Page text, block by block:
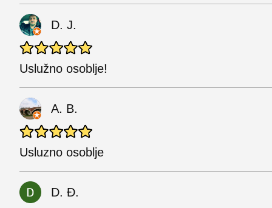
D. J.
Uslužno osoblje!
A. B.
Usluzno osoblje
D. Đ.